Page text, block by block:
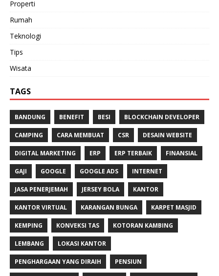
Properti
Rumah
Teknologi
Tips
Wisata
TAGS
BANDUNG BENEFIT BESI BLOCKCHAIN DEVELOPER
CAMPING CARA MEMBUAT CSR DESAIN WEBSITE
DIGITAL MARKETING ERP ERP TERBAIK FINANSIAL
GAJI GOOGLE GOOGLE ADS INTERNET
JASA PENERJEMAH JERSEY BOLA KANTOR
KANTOR VIRTUAL KARANGAN BUNGA KARPET MASJID
KEMPING KONVEKSI TAS KOTORAN KAMBING
LEMBANG LOKASI KANTOR
PENGHARGAAN YANG DIRAIH PENSIUN